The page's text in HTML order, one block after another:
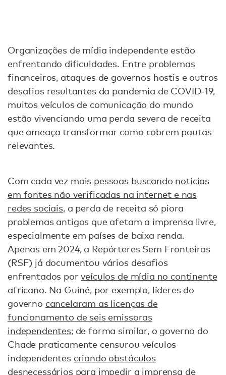
Organizações de mídia independente estão
enfrentando dificuldades. Entre problemas
financeiros, ataques de governos hostis e outros
desafios resultantes da pandemia de COVID-19,
muitos veículos de comunicação do mundo
estão vivenciando uma perda severa de receita
que ameaça transformar como cobrem pautas
relevantes.
Com cada vez mais pessoas buscando notícias
em fontes não verificadas na internet e nas
redes sociais, a perda de receita só piora
problemas antigos que afetam a imprensa livre,
especialmente em países de baixa renda.
Apenas em 2024, a Repórteres Sem Fronteiras
(RSF) já documentou vários desafios
enfrentados porveículos de mídia no continente
africano. Na Guiné, por exemplo, líderes do
governo cancelaram as licenças de
funcionamento de seis emissoras
independentes; de forma similar, o governo do
Chade praticamente censurou veículos
independentes criando obstáculos
desnecessáriospara impedir a imprensa de